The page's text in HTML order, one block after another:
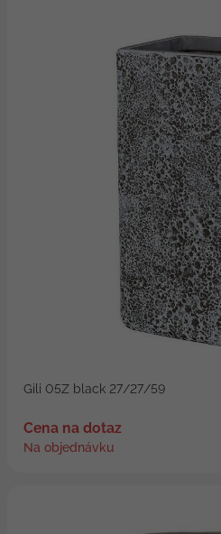
Gili 05Z black 27/27/59
Cena na dotaz
Na objednávku